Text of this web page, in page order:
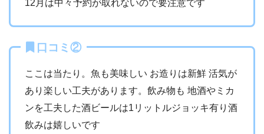
12月は中々予約が取れないので要注意です
口コミ②
ここは当たり。魚も美味しい お造りは新鮮 活気が
あり楽しい工夫があります。飲み物も 地酒やミカ
ンを工夫した酒ビールは1リットルジョッキ有り酒
飲みは嬉しいです